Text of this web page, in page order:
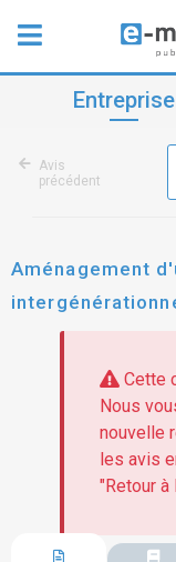
Entreprise
Avis
précédent
Aménagement
parking du stade
Cette
Nous
nouvelle
les avis
"Retour